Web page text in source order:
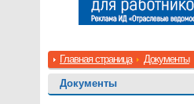
Главная страница Документы
Документы